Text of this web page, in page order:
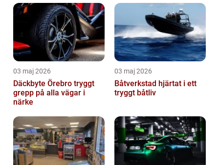
03 maj 2026
Däckbyte Örebro tryggt
grepp på alla vägar i
närke
03 maj 2026
Båtverkstad hjärtat i ett
tryggt båtliv